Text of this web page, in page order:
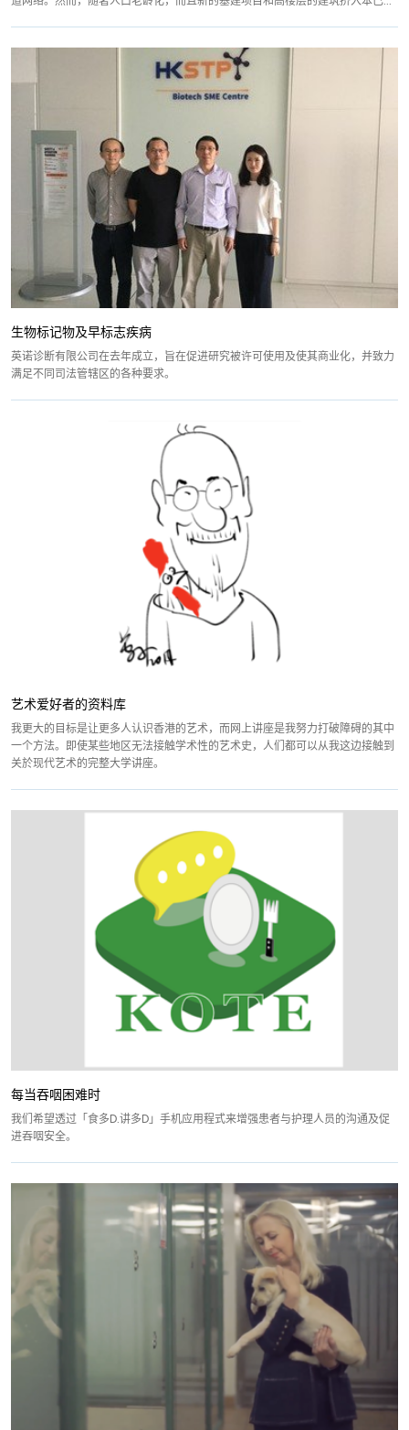
生物标记物及早标志疾病
英诺诊断有限公司在去年成立，旨在促进研究被许可使用及使其商业化，并致力
满足不同司法管辖区的各种要求。
艺术爱好者的资料库
我更大的目标是让更多人认识香港的艺术，而网上讲座是我努力打破障碍的其中
一个方法。即使某些地区无法接触学术性的艺术史，人们都可以从我这边接触到
关於现代艺术的完整大学讲座。
每当吞咽困难时
我们希望透过「食多D.讲多D」手机应用程式来增强患者与护理人员的沟通及促
进吞咽安全。